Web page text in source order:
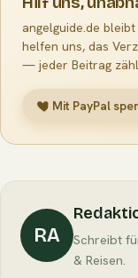
angelguide.de
helfen uns, das
— jeder Beitrag
Mit PayPal
RA
Schreibt
& Reisen.